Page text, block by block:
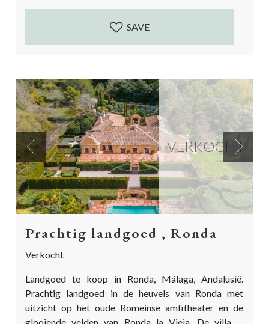
bergachtige landschap van het Alcornocales
SAVE
VERKOCHT
Previous Next
Prachtig landgoed , Ronda
Verkocht
Landgoed te koop in Ronda, Málaga, Andalusië.
Prachtig landgoed in de heuvels van Ronda met
uitzicht op het oude Romeinse amfitheater en de